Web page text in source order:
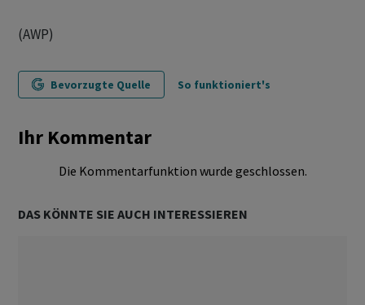
(AWP)
Bevorzugte Quelle So funktioniert's
Ihr Kommentar
Die Kommentarfunktion wurde geschlossen.
DAS KÖNNTE SIE AUCH INTERESSIEREN